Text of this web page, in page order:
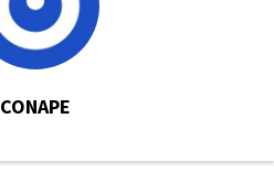
CONAPE